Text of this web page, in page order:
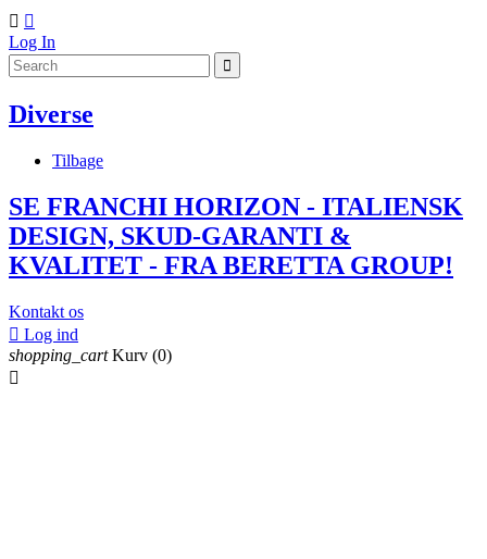
 
Log In
Diverse
Tilbage
SE FRANCHI HORIZON - ITALIENSK
DESIGN, SKUD-GARANTI &
KVALITET - FRA BERETTA GROUP!
Kontakt os
 Log ind
shopping_cart Kurv (0)
